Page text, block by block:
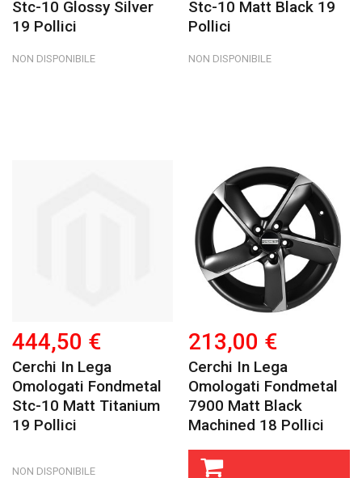
Stc-10 Glossy Silver
19 Pollici
NON DISPONIBILE
Stc-10 Matt Black 19
Pollici
NON DISPONIBILE
444,50 €
Cerchi In Lega
Omologati Fondmetal
Stc-10 Matt Titanium
19 Pollici
NON DISPONIBILE
213,00 €
Cerchi In Lega
Omologati Fondmetal
7900 Matt Black
Machined 18 Pollici